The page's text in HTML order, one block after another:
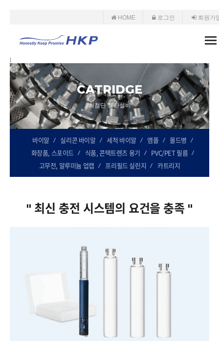
HOME 로그인 회원가
]
CATRIDGE
최첨단 생산설비
바이알 실리콘 바이알 세척 바이알 앰플
몰드병
화장품, 스포이드
식품, 콘택트렌즈 용기
PVC/PET 필름
고무전, 알루미늄 업캡
프리필드 실린지 카트리지
" 최신 충전 시스템의 요건을 충족 "